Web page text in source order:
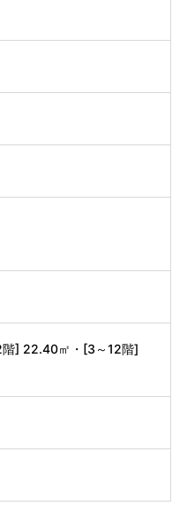
] 22.40㎡・[3～12階]